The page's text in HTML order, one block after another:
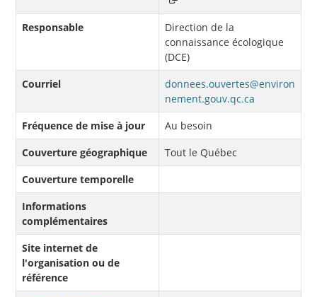
Responsable
Direction de la
connaissance écologique
(DCE)
Courriel
donnees.ouvertes@environ
nement.gouv.qc.ca
Fréquence de mise à jour
Au besoin
Couverture géographique
Tout le Québec
Couverture temporelle
Informations
complémentaires
Site internet de
l'organisation ou de
référence